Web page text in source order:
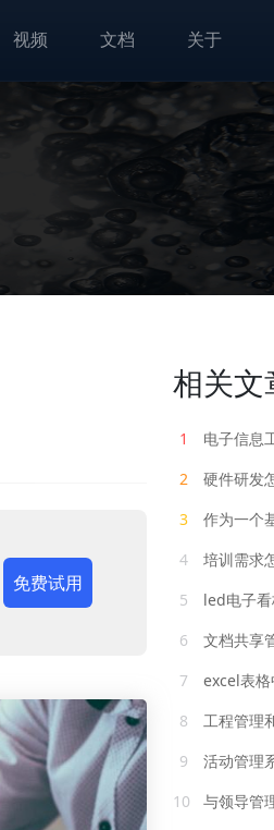
视频 文档 关于
免费试用
相关文
1
电子信息
2
硬件研发
3
作为一个
4
培训需求
5
led电子
6
文档共享
7
excel表
8
工程管理
9
活动管理
10
与领导管